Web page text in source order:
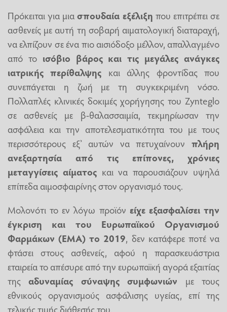
Πρόκειται για μιασπουδαία εξέλιξη που επιτρέπει σε
ασθενείς με αυτή τη σοβαρή αιματολογική διαταραχή,
να ελπίζουν σε ένα πιο αισιόδοξο μέλλον, απαλλαγμένο
από το ισόβιο βάρος και τις μεγάλες ανάγκες
ιατρικής περίθαλψης και άλλης φροντίδας που
συνεπάγεται η ζωή με τη συγκεκριμένη νόσο.
Πολλαπλές κλινικές δοκιμές χορήγησης του Zynteglo
σε ασθενείς με β-θαλασσαιμία, τεκμηρίωσαν την
ασφάλεια και την αποτελεσματικότητα του με τους
περισσότερους εξ’ αυτών να πετυχαίνουν πλήρη
ανεξαρτησία από τις επίπονες, χρόνιες
μεταγγίσεις αίματοςκαι να παρουσιάζουν υψηλά
επίπεδα αιμοσφαιρίνης στον οργανισμό τους.
Μολονότι το εν λόγω προϊόν είχε εξασφαλίσει την
έγκριση και του Ευρωπαϊκού Οργανισμού
Φαρμάκων (ΕΜΑ) το 2019, δεν κατάφερε ποτέ να
φτάσει στους ασθενείς, αφού η παρασκευάστρια
εταιρεία το απέσυρε από την ευρωπαϊκή αγορά εξαιτίας
τηςαδυναμίας σύναψης συμφωνιών με τους
εθνικούς οργανισμούς ασφάλισης υγείας, επί της
τελικής τιμής διάθεσής του.